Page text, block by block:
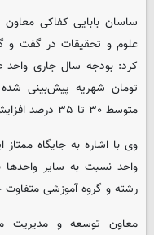
ساسان بابایی کفاکی معاون
علوم و تحقیقات در گفت و
تومان شهریه پیش‌بینی
متوسط ۳۰ تا ۳۵ درصد افزایش داشته است.
وی با اشاره به جایگاه
واحد نسبت به سایر
رشته و گروه آموزشی متفاوت
معاون توسعه و مدیریت